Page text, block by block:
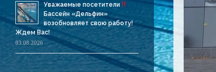
Уважаемые посетители
Бассейн «Дельфин»
возобновляет свою работу!
Ждем Вас!
03.08.2026